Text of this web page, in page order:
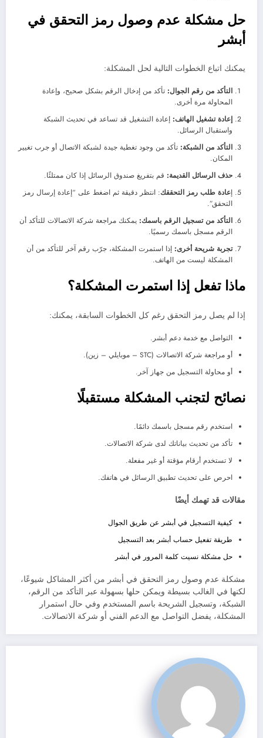
حل مشكلة عدم وصول رمز التحقق في
أبشر
يمكنك اتباع الخطوات التالية لحل المشكلة:
التأكد من رقم الجوال: تأكد من إدخال الرقم بشكل صحيح، وإعادة
المحاولة مرة أخرى.
إعادة تشغيل الهاتف: إعادة التشغيل قد تساعد في تحديث الشبكة
واستقبال الرسائل.
التأكد من الشبكة: تأكد من وجود تغطية جيدة لشبكة الاتصال أو جرب تغيير
المكان.
حذف الرسائل القديمة: قم بتفريغ صندوق الرسائل إذا كان ممتلئًا.
إعادة طلب رمز التحققك: انتظر دقيقة ثم اضغط على “إعادة إرسال رمز
التحقق”.
التأكد من تسجيل الرقم باسمك: يمكنك مراجعة شركة الاتصالات للتأكد أن
الرقم مسجل باسمك رسميًا.
تجربة شريحة أخرى: إذا استمرت المشكلة، جرّب رقم آخر للتأكد من أن
المشكلة ليست من الهاتف.
ماذا تفعل إذا استمرت المشكلة؟
إذا لم يصل رمز التحقق رغم كل الخطوات السابقة، يمكنك:
التواصل مع خدمة دعم أبشر.
أو مراجعة شركة الاتصالات (STC – موبايلي – زين).
أو محاولة التسجيل من جهاز آخر.
نصائح لتجنب المشكلة مستقبلًا
استخدم رقم مسجل باسمك دائمًا.
تأكد من تحديث بياناتك لدى شركة الاتصالات.
لا تستخدم أرقام مؤقتة أو غير مفعلة.
احرص على تحديث تطبيق الرسائل في هاتفك.
مقالات قد تهمك أيضًا
كيفية التسجيل في أبشر عن طريق الجوال
طريقة تفعيل حساب أبشر بعد التسجيل
حل مشكلة نسيت كلمة المرور في أبشر
مشكلة عدم وصول رمز التحقق في أبشر من أكثر المشاكل شيوعًا،
لكنها في الغالب بسيطة ويمكن حلها بسهولة عبر التأكد من الرقم،
الشبكة، وتسجيل الشريحة باسم المستخدم وفي حال استمرار
المشكلة، يفضل التواصل مع الدعم الفني أو شركة الاتصالات.